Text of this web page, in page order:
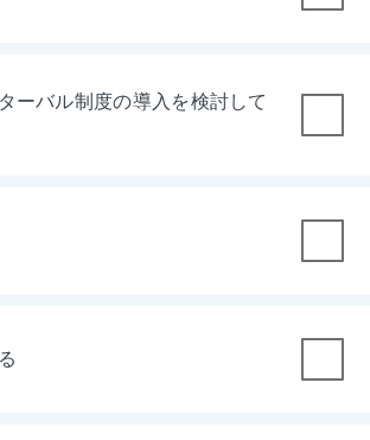
ーバル制度の導入を検討して